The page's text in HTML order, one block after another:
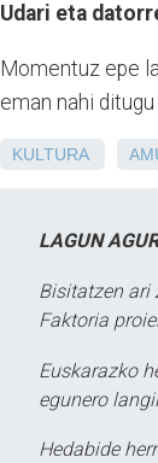
Udari eta
Momentuz epe
eman nahi
KULTURA
LAGUN
Bisitatzen ari
Faktoria
Euskarazko
egunero
Hedabide